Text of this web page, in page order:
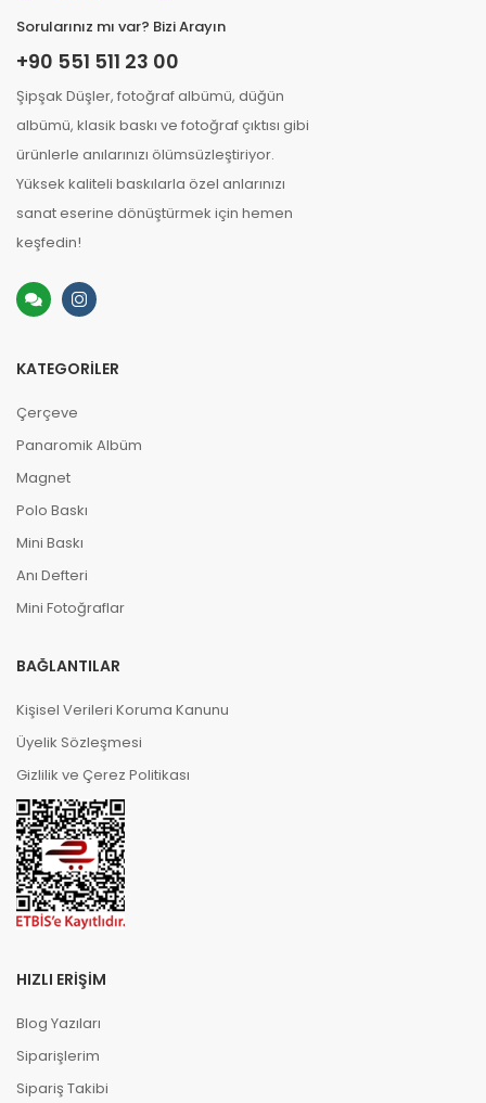
Sorularınız mı var? Bizi Arayın
+90 551 511 23 00
Şipşak Düşler, fotoğraf albümü, düğün
albümü, klasik baskı ve fotoğraf çıktısı gibi
ürünlerle anılarınızı ölümsüzleştiriyor.
Yüksek kaliteli baskılarla özel anlarınızı
sanat eserine dönüştürmek için hemen
keşfedin!
KATEGORILER
Çerçeve
Panaromik Albüm
Magnet
Polo Baskı
Mini Baskı
Anı Defteri
Mini Fotoğraflar
BAĞLANTILAR
Kişisel Verileri Koruma Kanunu
Üyelik Sözleşmesi
Gizlilik ve Çerez Politikası
HIZLI ERIŞIM
Blog Yazıları
Siparişlerim
Sipariş Takibi